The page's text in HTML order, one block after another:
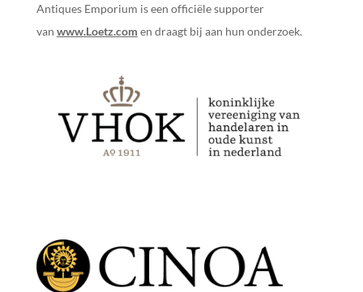
Antiques Emporium is een officiële supporter
van www.Loetz.com en draagt bij aan hun onderzoek.